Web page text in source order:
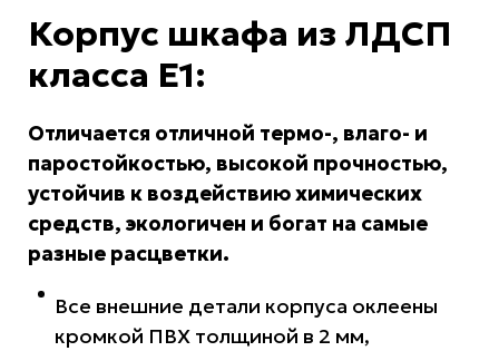
Корпус шкафа из ЛДСП
класса Е1:
Отличается отличной термо-, влаго- и
паростойкостью, высокой прочностью,
устойчив к воздействию химических
средств, экологичен и богат на самые
разные расцветки.
Все внешние детали корпуса оклеены
кромкой ПВХ толщиной в 2 мм,